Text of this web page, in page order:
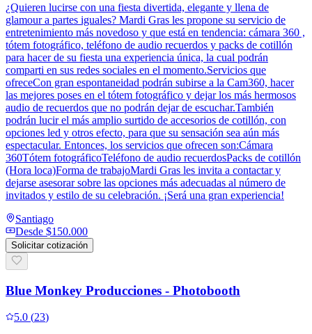
¿Quieren lucirse con una fiesta divertida, elegante y llena de
glamour a partes iguales? Mardi Gras les propone su servicio de
entretenimiento más novedoso y que está en tendencia: cámara 360 ,
tótem fotográfico, teléfono de audio recuerdos y packs de cotillón
para hacer de su fiesta una experiencia única, la cual podrán
comparti en sus redes sociales en el momento.Servicios que
ofreceCon gran espontaneidad podrán subirse a la Cam360, hacer
las mejores poses en el tótem fotográfico y dejar los más hermosos
audio de recuerdos que no podrán dejar de escuchar.También
podrán lucir el más amplio surtido de accesorios de cotillón, con
opciones led y otros efecto, para que su sensación sea aún más
espectacular. Entonces, los servicios que ofrecen son:Cámara
360Tótem fotográficoTeléfono de audio recuerdosPacks de cotillón
(Hora loca)Forma de trabajoMardi Gras les invita a contactar y
dejarse asesorar sobre las opciones más adecuadas al número de
invitados y estilo de su celebración. ¡Será una gran experiencia!
Santiago
Desde $150.000
Solicitar cotización
Blue Monkey Producciones - Photobooth
5.0 (23)